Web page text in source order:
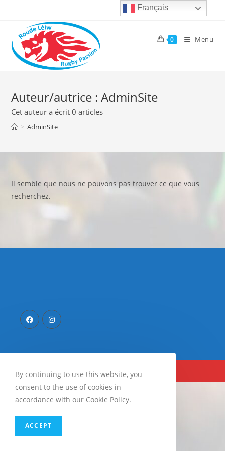
content
0 Menu
Auteur/autrice :AdminSite
Cet auteur a écrit 0 articles
> AdminSite
Il semble que nous ne pouvons pas trouver ce que vous
recherchez.
Copyright 2026 - Roude Léiw Rugby Passion
Français
By continuing to use this website, you
consent to the use of cookies in
accordance with our Cookie Policy.
ACCEPT